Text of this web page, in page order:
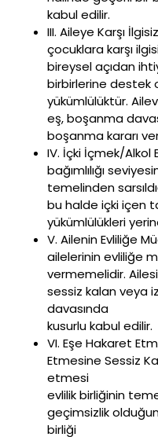
kabul edilir.
III. Aileye Karşı
çocuklara karşı
bireysel açıdan
birbirlerine destek
yükümlülüktür.
eş, boşanma
boşanma kararı
IV. İçki İçmek/Alkol
bağımlılığı
temelinden
bu halde içki içen
yükümlülükleri
V. Ailenin Evliliğe
ailelerinin evliliğe
vermemelidir.
sessiz kalan veya
davasında
kusurlu kabul edilir.
VI. Eşe Hakaret
Etmesine Sessiz
etmesi
evlilik birliğinin
geçimsizlik
birliği